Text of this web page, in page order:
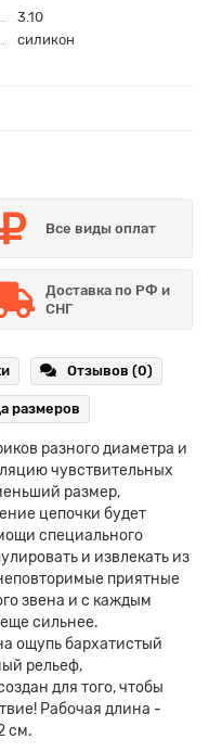
3.10
силикон
Все виды оплат
Доставка по РФ и
СНГ
Отзывов (0)
размеров
разного диаметра и
чувствительных
размер,
цепочки будет
специального
и извлекать из
приятные
звена и с каждым
сильнее.
ощупь бархатистый
рельеф,
для того, чтобы
Рабочая длина -
см.